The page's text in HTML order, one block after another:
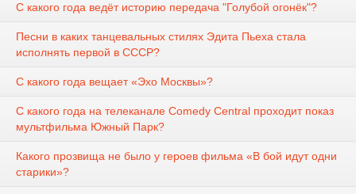
С какого года ведёт историю передача "Голубой огонёк"?
Песни в каких танцевальных стилях Эдита Пьеха стала
исполнять первой в СССР?
С какого года вещает «Эхо Москвы»?
С какого года на телеканале Comedy Central проходит показ
мультфильма Южный Парк?
Какого прозвища не было у героев фильма «В бой идут одни
старики»?